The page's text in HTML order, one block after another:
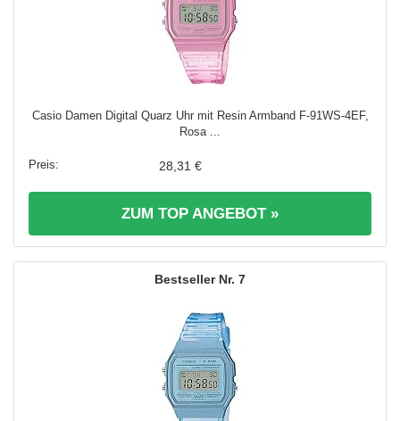
Casio Damen Digital Quarz Uhr mit Resin Armband F-91WS-4EF,
Rosa ...
28,31 €
ZUM TOP ANGEBOT »
7